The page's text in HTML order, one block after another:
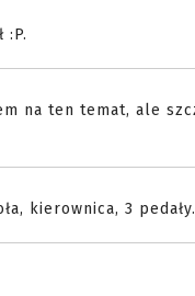
:P.
na ten temat, ale
kierownica, 3